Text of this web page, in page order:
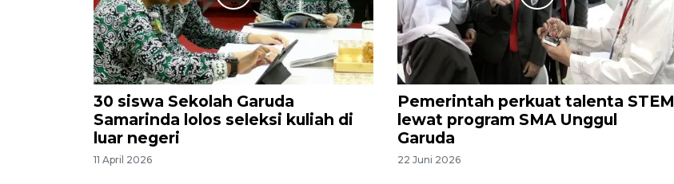
30 siswa Sekolah Garuda
Samarinda lolos seleksi kuliah di
luar negeri
11 April 2026
Pemerintah perkuat talenta STEM
lewat program SMA Unggul
Garuda
22 Juni 2026